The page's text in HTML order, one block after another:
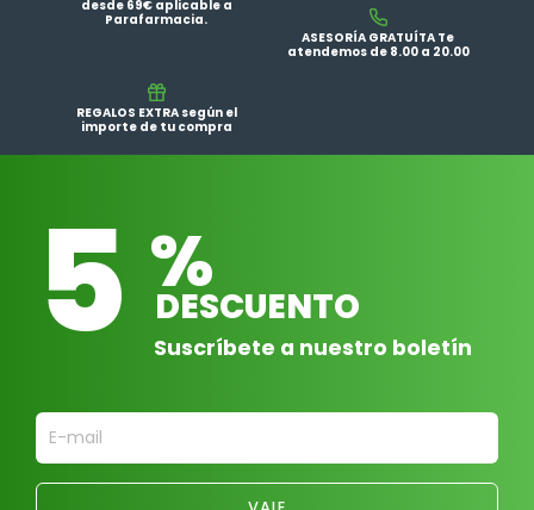
desde 69€ aplicable a
Parafarmacia.
ASESORÍA GRATUÍTA Te
atendemos de 8.00 a 20.00
REGALOS EXTRA según el
importe de tu compra
5 %
DESCUENTO
Suscríbete a nuestro boletín